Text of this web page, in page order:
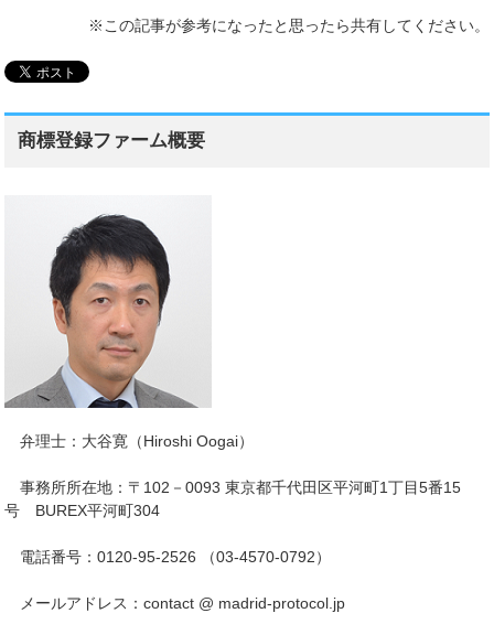
※この記事が参考になったと思ったら共有してください。
商標登録ファーム概要
弁理士：大谷寛（Hiroshi Oogai）
事務所所在地：〒102－0093 東京都千代田区平河町1丁目5番15
号 BUREX平河町304
電話番号：0120-95-2526 （03-4570-0792）
メールアドレス：contact @ madrid-protocol.jp